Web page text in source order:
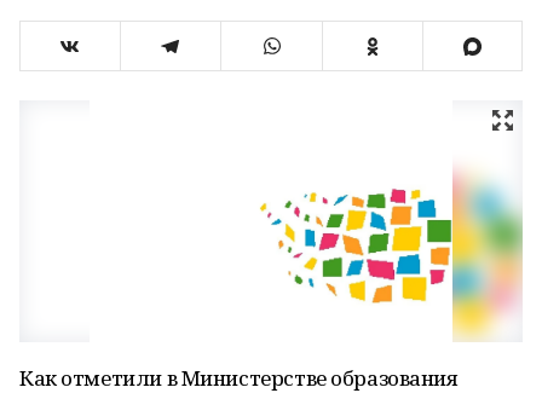
Как отметили в Министерстве образования